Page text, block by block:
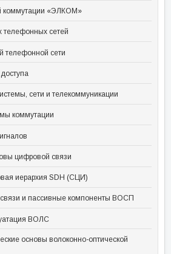
коммутации «ЭЛКОМ»
сетей
телефонной сети
сети и телекоммуникации
коммутации
цифровой связи
иерархия SDH (СЦИ)
и пассивные компоненты ВОСП
ВОЛС
основы волоконно-оптической